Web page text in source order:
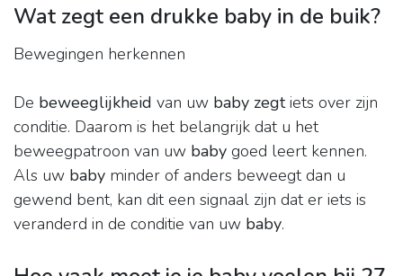
Wat zegt een drukke baby in de buik?
Bewegingen herkennen
De beweeglijkheid van uw baby zegtiets over zijn
conditie. Daarom is het belangrijk dat u het
beweegpatroon van uw baby goed leert kennen.
Als uw baby minder of anders beweegt dan u
gewend bent, kan dit een signaal zijn dat er iets is
veranderd in de conditie van uw baby.